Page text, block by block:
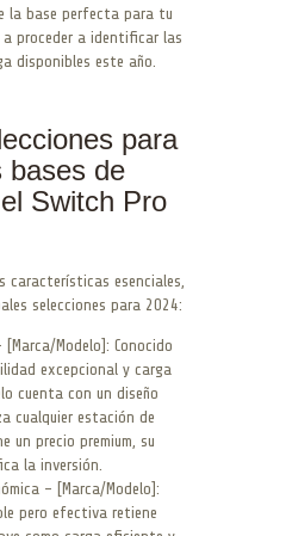
la base perfecta para tu
proceder a identificar las
disponibles este año.
para
bases de
Switch Pro
características esenciales,
selecciones para 2024:
[Marca/Modelo]: Conocido
excepcional y carga
cuenta con un diseño
cualquier estación de
un precio premium, su
la inversión.
– [Marca/Modelo]:
pero efectiva retiene